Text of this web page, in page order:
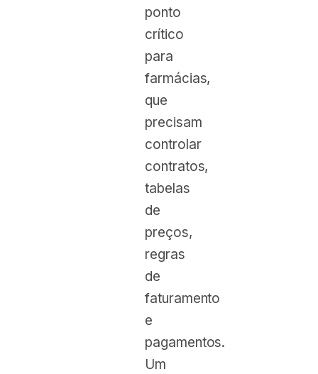
ponto
crítico
para
farmácias,
que
precisam
controlar
contratos,
tabelas
de
preços,
regras
de
faturamento
e
pagamentos.
Um